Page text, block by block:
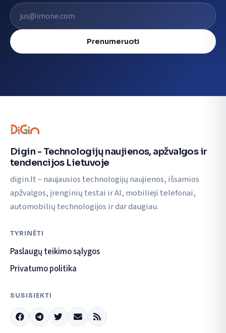
El. pašto adresas
Prenumeruoti
Digin - Technologijų naujienos, apžvalgos ir
tendencijos Lietuvoje
digin.lt – naujausios technologijų naujienos, išsamios
apžvalgos, įrenginių testai ir AI, mobilieji telefonai,
automobilių technologijos ir dar daugiau.
TYRINĖTI
Paslaugų teikimo sąlygos
Privatumo politika
SUSISIEKTI